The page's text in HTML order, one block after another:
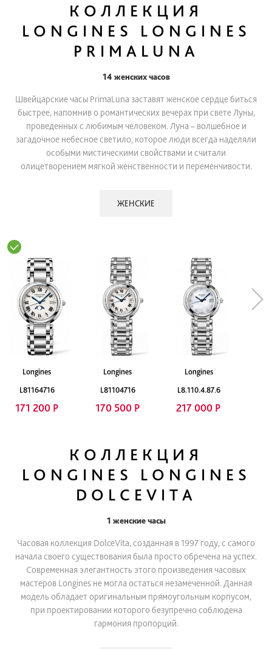
Longines
L81164716
171 200 Р
Longines
L81104716
170 500 Р
Longines
L8.110.4.87.6
217 000 Р
КОЛЛЕКЦИЯ
LONGINES LONGINES
PRIMALUNA
14 женских часов
Швейцарские часы PrimaLuna заставят женское сердце биться
быстрее, напомнив о романтических вечерах при свете Луны,
проведенных с любимым человеком. Луна – волшебное и
загадочное небесное светило, которое люди всегда наделяли
особыми мистическими свойствами и считали
олицетворением мягкой женственности и переменчивости.
ЖЕНСКИЕ
КОЛЛЕКЦИЯ
LONGINES LONGINES
DOLCEVITA
1 женские часы
Часовая коллекция DolceVita, созданная в 1997 году, с самого
начала своего существования была просто обречена на успех.
Современная элегантность этого произведения часовых
мастеров Longines не могла остаться незамеченной. Данная
модель обладает оригинальным прямоугольным корпусом,
при проектировании которого безупречно соблюдена
гармония пропорций.